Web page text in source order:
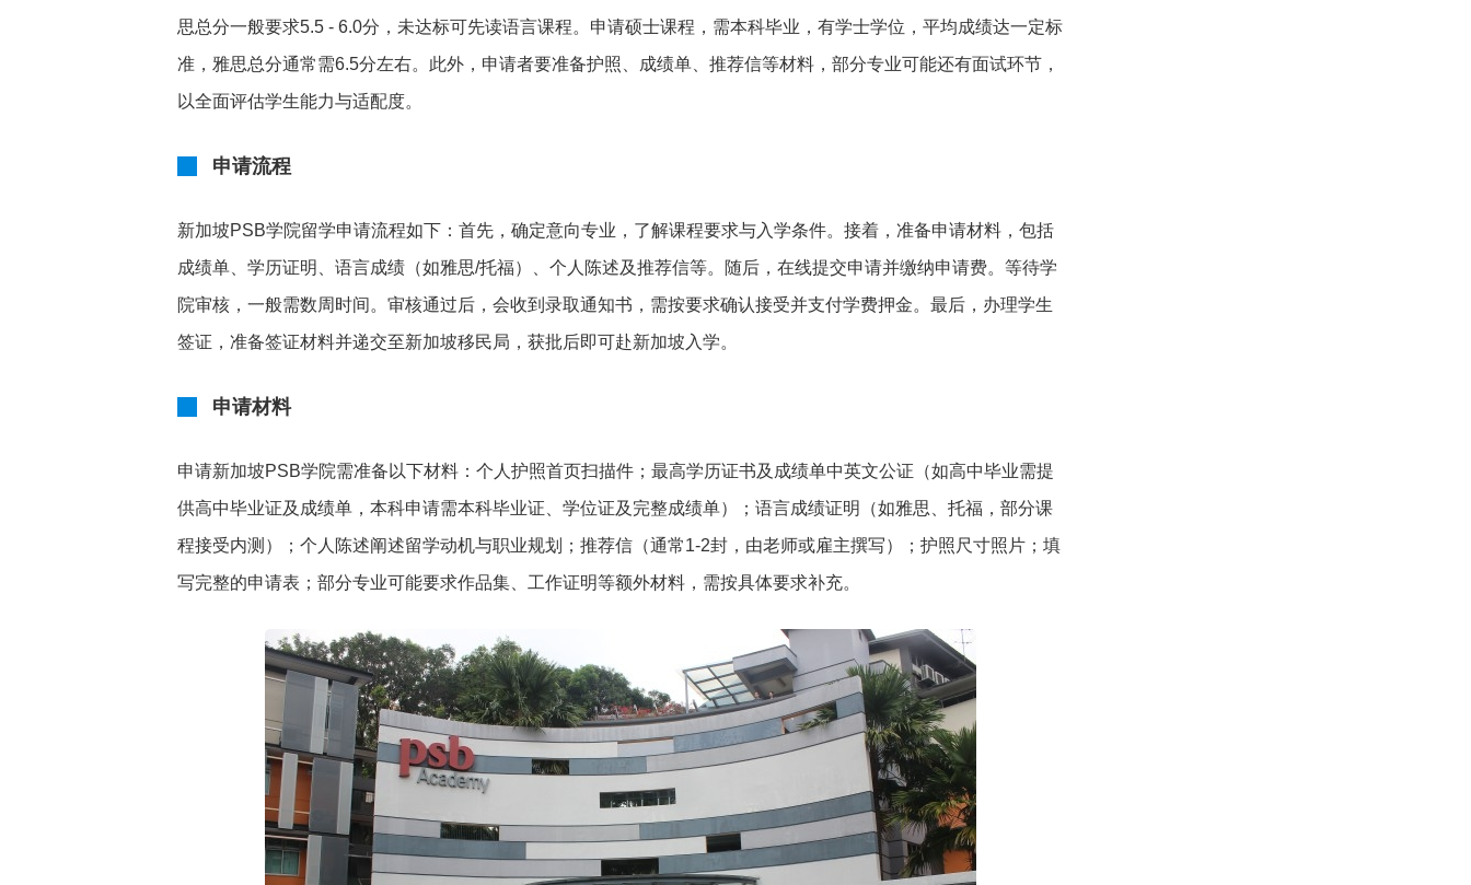
思总分一般要求5.5 - 6.0分，未达标可先读语言课程。申请硕士课程，需本科毕业，有学士学位，平均成绩达一定标
准，雅思总分通常需6.5分左右。此外，申请者要准备护照、成绩单、推荐信等材料，部分专业可能还有面试环节，
以全面评估学生能力与适配度。
申请流程
新加坡PSB学院留学申请流程如下：首先，确定意向专业，了解课程要求与入学条件。接着，准备申请材料，包括
成绩单、学历证明、语言成绩（如雅思/托福）、个人陈述及推荐信等。随后，在线提交申请并缴纳申请费。等待学
院审核，一般需数周时间。审核通过后，会收到录取通知书，需按要求确认接受并支付学费押金。最后，办理学生
签证，准备签证材料并递交至新加坡移民局，获批后即可赴新加坡入学。
申请材料
申请新加坡PSB学院需准备以下材料：个人护照首页扫描件；最高学历证书及成绩单中英文公证（如高中毕业需提
供高中毕业证及成绩单，本科申请需本科毕业证、学位证及完整成绩单）；语言成绩证明（如雅思、托福，部分课
程接受内测）；个人陈述阐述留学动机与职业规划；推荐信（通常1-2封，由老师或雇主撰写）；护照尺寸照片；填
写完整的申请表；部分专业可能要求作品集、工作证明等额外材料，需按具体要求补充。